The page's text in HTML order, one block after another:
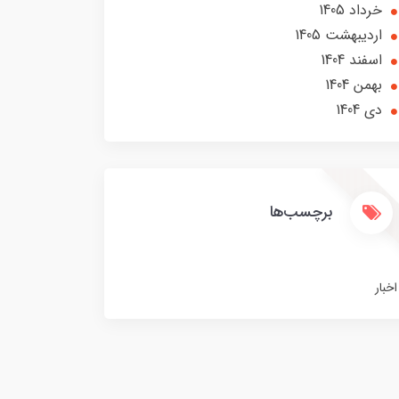
خرداد 1405
ارديبهشت 1405
اسفند 1404
بهمن 1404
دی 1404
برچسب‌ها
اخبار